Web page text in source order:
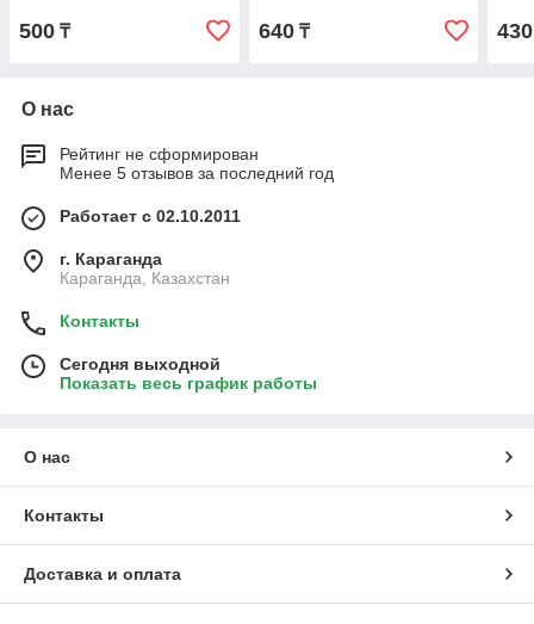
500 ₸ 640₸ 430
О нас
Рейтинг не сформирован
Менее 5 отзывов за последний год
Работает с 02.10.2011
г. Караганда
Караганда, Казахстан
Контакты
Сегодня выходной
Показать весь график работы
О нас
Контакты
Доставка и оплата